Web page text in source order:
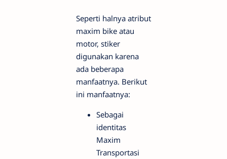
Seperti halnya atribut
maxim bike atau
motor, stiker
digunakan karena
ada beberapa
manfaatnya. Berikut
ini manfaatnya:
Sebagai
identitas
Maxim
Transportasi